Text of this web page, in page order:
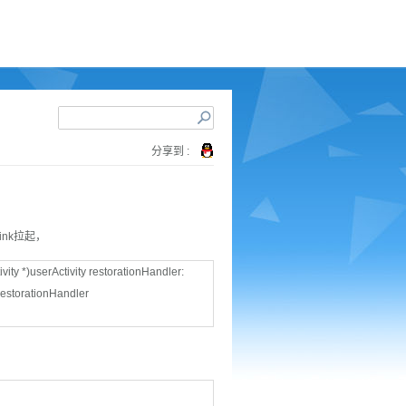
分享到 :
拉起，
*)userActivity restorationHandler: